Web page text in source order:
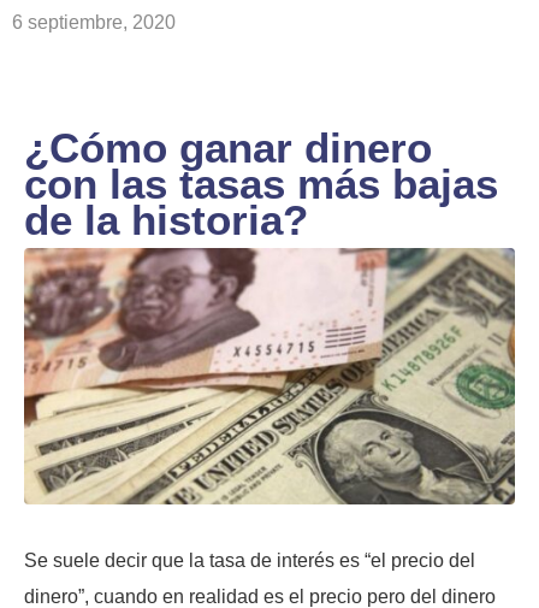
6 septiembre, 2020
¿Cómo ganar dinero
con las tasas más bajas
de la historia?
Se suele decir que la tasa de interés es “el precio del
dinero”, cuando en realidad es el precio pero del dinero